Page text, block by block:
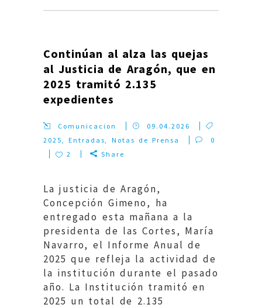
Continúan al alza las quejas
al Justicia de Aragón, que en
2025 tramitó 2.135
expedientes
Comunicacion
09.04.2026
2025,Entradas, Notas de Prensa
0
2
Share
La justicia de Aragón,
Concepción Gimeno, ha
entregado esta mañana a la
presidenta de las Cortes, María
Navarro, el Informe Anual de
2025 que refleja la actividad de
la institución durante el pasado
año. La Institución tramitó en
2025 un total de 2.135